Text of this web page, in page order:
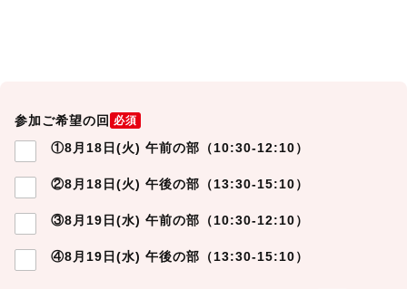
参加ご希望の回 必須
①8月18日(火) 午前の部（10:30-12:10）
②8月18日(火) 午後の部（13:30-15:10）
③8月19日(水) 午前の部（10:30-12:10）
④8月19日(水) 午後の部（13:30-15:10）